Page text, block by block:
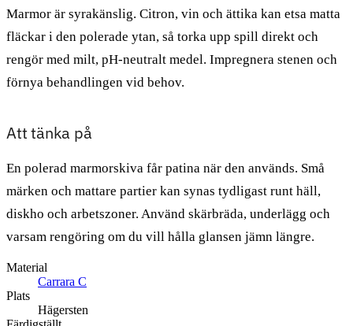
Marmor är syrakänslig. Citron, vin och ättika kan etsa matta
fläckar i den polerade ytan, så torka upp spill direkt och
rengör med milt, pH-neutralt medel. Impregnera stenen och
förnya behandlingen vid behov.
Att tänka på
En polerad marmorskiva får patina när den används. Små
märken och mattare partier kan synas tydligast runt häll,
diskho och arbetszoner. Använd skärbräda, underlägg och
varsam rengöring om du vill hålla glansen jämn längre.
Material
Carrara C
Plats
Hägersten